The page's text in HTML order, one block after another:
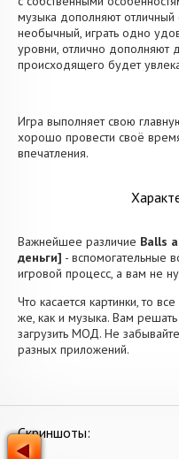
музыка дополняют отличный
необычный, играть одно
уровни, отлично дополняют
происходящего будет
Игра выполняет свою
хорошо провести своё
впечатления.
Важнейшее различие Balls
деньги] - вспомогательные
игровой процесс, а вам не
Что касается картинки, то
же, как и музыка. Вам
загрузить МОД. Не
разных приложений.
Скриншоты: